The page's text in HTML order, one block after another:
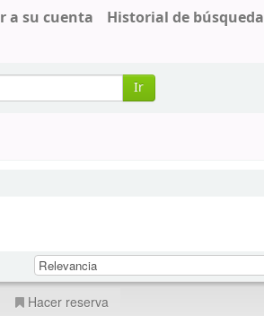
a su cuenta Historial de búsqueda
Ir
Hacer reserva